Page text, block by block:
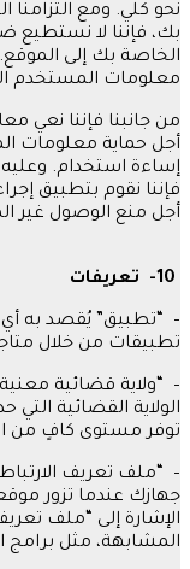
نحو كلي. ومع
بك، فإننا لا
الخاصة بك إلى الموقع.
معلومات المستخدم
من جانبنا فإننا نعي
أجل حماية معلومات
إساءة استخدام.
فإننا نقوم بتطبيق
أجل منع الوصول غير
10- تعريفات
– “ تطبيق” يُقصد به
تطبيقات من خلال
– “ ولاية قضائية
الولاية القضائية التي
توفر مستوى كافٍ من
– “ ملف تعريف الارتباط
جهازك عندما تزور
الإشارة إلى
ملف تعريف
المشابهة، مثل برامج